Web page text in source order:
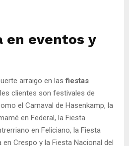
en eventos y
arraigo en lasfiestas
clientes son festivales de
el Carnaval de Hasenkamp, la
en Federal, la Fiesta
en Feliciano, la Fiesta
Crespo y la Fiesta Nacional del